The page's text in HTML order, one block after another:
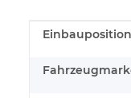
Wert